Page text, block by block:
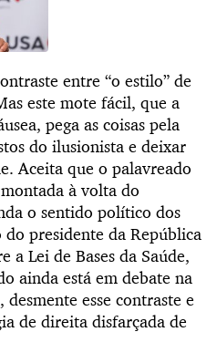
entre “o estilo” de
este mote fácil, que a
pega as coisas pela
do ilusionista e deixar
Aceita que o palavreado
à volta do
o sentido político dos
presidente da República
a Lei de Bases da Saúde,
ainda está em debate na
esse contraste e
de direita disfarçada de